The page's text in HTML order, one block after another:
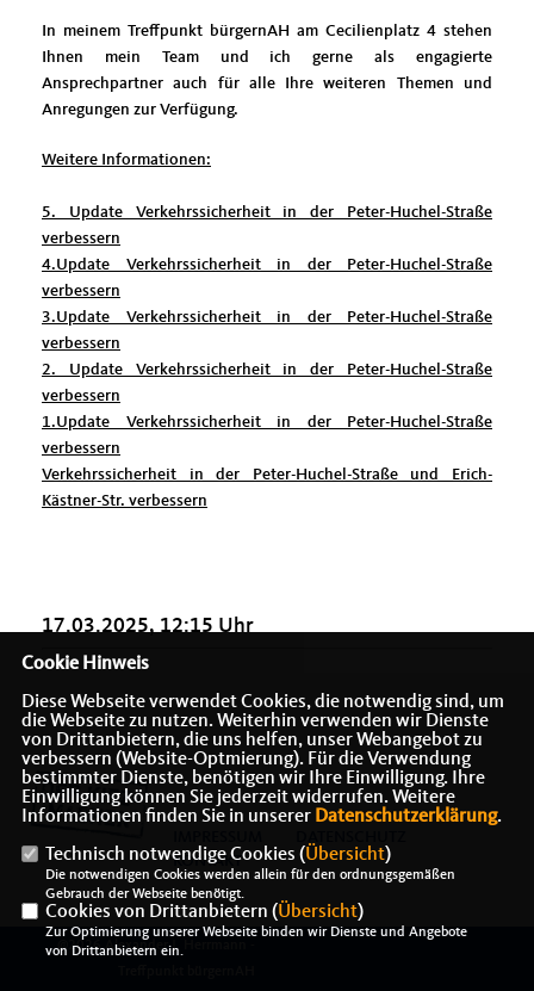
In meinem Treffpunkt bürgernAH am Cecilienplatz 4 stehen
Ihnen mein Team und ich gerne als engagierte
Ansprechpartner auch für alle Ihre weiteren Themen und
Anregungen zur Verfügung.
Weitere Informationen:
5. Update Verkehrssicherheit in der Peter-Huchel-Straße
verbessern
4.Update Verkehrssicherheit in der Peter-Huchel-Straße
verbessern
3.Update Verkehrssicherheit in der Peter-Huchel-Straße
verbessern
2. Update Verkehrssicherheit in der Peter-Huchel-Straße
verbessern
1.Update Verkehrssicherheit in der Peter-Huchel-Straße
verbessern
Verkehrssicherheit in der Peter-Huchel-Straße und Erich-
Kästner-Str. verbessern
17.03.2025, 12:15 Uhr
KONTAKT
@2026 Alexander J. Herrmann -
Cookie Hinweis
Diese Webseite verwendet Cookies, die notwendig sind, um
die Webseite zu nutzen. Weiterhin verwenden wir Dienste
von Drittanbietern, die uns helfen, unser Webangebot zu
verbessern (Website-Optmierung). Für die Verwendung
bestimmter Dienste, benötigen wir Ihre Einwilligung. Ihre
Einwilligung können Sie jederzeit widerrufen. Weitere
Informationen finden Sie in unserer Datenschutzerklärung.
Technisch notwendige Cookies (Übersicht)
Die notwendigen Cookies werden allein für den ordnungsgemäßen
Gebrauch der Webseite benötigt.
Cookies von Drittanbietern (Übersicht)
Zur Optimierung unserer Webseite binden wir Dienste und Angebote
von Drittanbietern ein.